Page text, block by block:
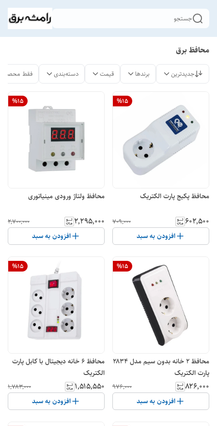
جستجو
محافظ برق
جدیدترین برندها قیمت دسته‌بندی فقط
%15
محافظ پکیج پارت الکتریک
۶۰۲٬۵۰۰ ۷۰۹٬۰۰۰
افزودن به سبد
%15
محافظ ولتاژ ورودی مینیاتوری
۲٬۲۹۵٬۰۰۰ ۲٬۷۰۰٬۰۰۰
افزودن به سبد
%15
محافظ 2 خانه بدون سیم مدل ۲۸۳۴
پارت الکتریک
۸۲۶٬۰۰۰ ۹۷۶٬۰۰۰
افزودن به سبد
%15
محافظ 6 خانه دیجیتال با کابل پارت
الکتریک
۱٬۵۱۵٬۵۵۰ ۱٬۷۸۳٬۰۰۰
افزودن به سبد